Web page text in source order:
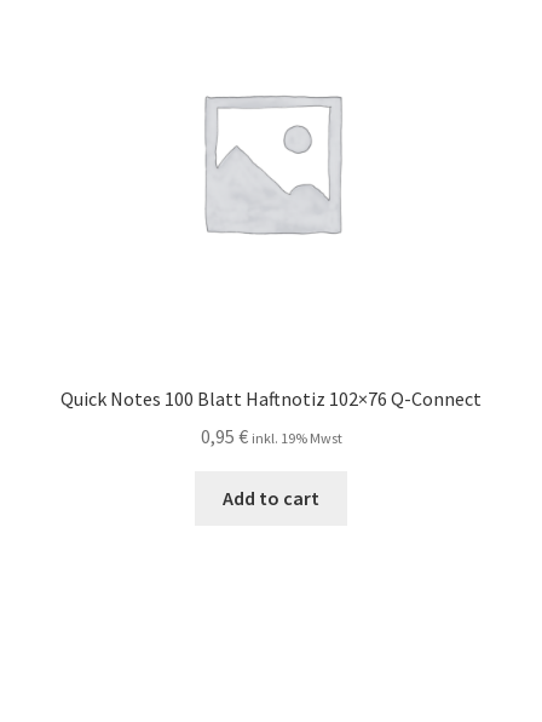
Quick Notes 100 Blatt Haftnotiz 102×76 Q-Connect
0,95 € inkl. 19% Mwst
Add to cart